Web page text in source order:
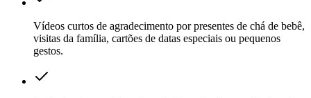
Vídeos curtos de agradecimento por presentes de chá de bebê,
visitas da família, cartões de datas especiais ou pequenos
gestos.